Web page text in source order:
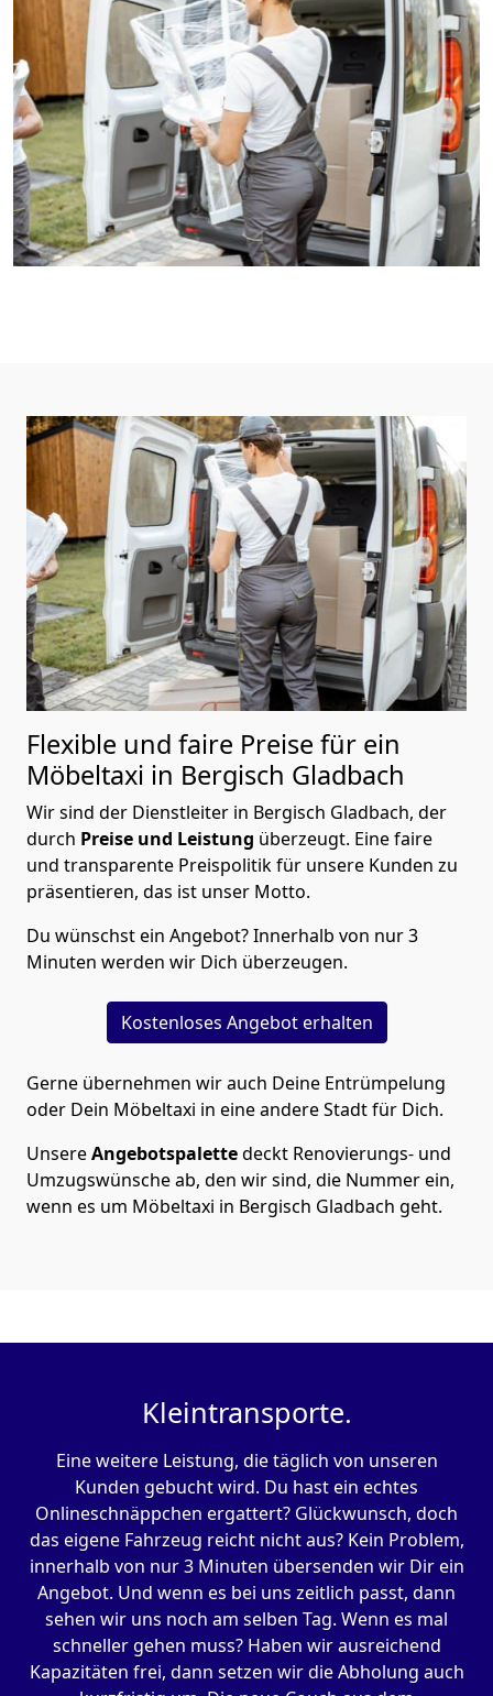
Flexible und faire Preise für ein
Möbeltaxi in Bergisch Gladbach
Wir sind der Dienstleiter in Bergisch Gladbach, der
durch Preise und Leistung überzeugt. Eine faire
und transparente Preispolitik für unsere Kunden zu
präsentieren, das ist unser Motto.
Du wünschst ein Angebot? Innerhalb von nur 3
Minuten werden wir Dich überzeugen.
Kostenloses Angebot erhalten
Gerne übernehmen wir auch Deine Entrümpelung
oder Dein Möbeltaxi in eine andere Stadt für Dich.
UnsereAngebotspalettedeckt Renovierungs- und
Umzugswünsche ab, den wir sind, die Nummer ein,
wenn es um Möbeltaxi in Bergisch Gladbach geht.
Kleintransporte.
Eine weitere Leistung, die täglich von unseren
Kunden gebucht wird. Du hast ein echtes
Onlineschnäppchen ergattert? Glückwunsch, doch
das eigene Fahrzeug reicht nicht aus? Kein Problem,
innerhalb von nur 3 Minuten übersenden wir Dir ein
Angebot. Und wenn es bei uns zeitlich passt, dann
sehen wir uns noch am selben Tag. Wenn es mal
schneller gehen muss? Haben wir ausreichend
Kapazitäten frei, dann setzen wir die Abholung auch